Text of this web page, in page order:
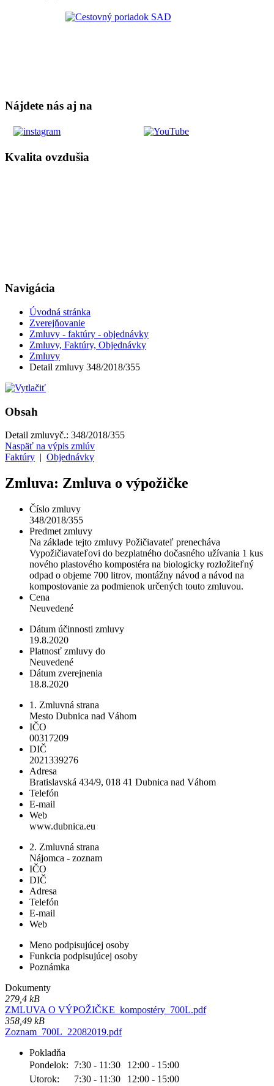
Nájdete nás aj na
Kvalita ovzdušia
Navigácia
Úvodná stránka
Zverejňovanie
Zmluvy - faktúry - objednávky
Zmluvy, Faktúry, Objednávky
Zmluvy
Detail zmluvy 348/2018/355
Obsah
Detail zmluvyč.: 348/2018/355
Naspäť na výpis zmlúv
Faktúry | Objednávky
Zmluva: Zmluva o výpožičke
Číslo zmluvy
348/2018/355
Predmet zmluvy
Na základe tejto zmluvy Požičiavateľ prenecháva
Vypožičiavateľovi do bezplatného dočasného užívania 1 kus
nového plastového kompostéra na biologicky rozložiteľný
odpad o objeme 700 litrov, montážny návod a návod na
kompostovanie za podmienok určených touto zmluvou.
Cena
Neuvedené
Dátum účinnosti zmluvy
19.8.2020
Platnosť zmluvy do
Neuvedené
Dátum zverejnenia
18.8.2020
1. Zmluvná strana
Mesto Dubnica nad Váhom
IČO
00317209
DIČ
2021339276
Adresa
Bratislavská 434/9, 018 41 Dubnica nad Váhom
Telefón
E-mail
Web
www.dubnica.eu
2. Zmluvná strana
Nájomca - zoznam
IČO
DIČ
Adresa
Telefón
E-mail
Web
Meno podpisujúcej osoby
Funkcia podpisujúcej osoby
Poznámka
Dokumenty
279,4 kB
ZMLUVA O VÝPOŽIČKE_kompostéry_700L.pdf
358,49 kB
Zoznam_700L_22082019.pdf
Pokladňa
Pondelok:
7:30 - 11:30
12:00 - 15:00
Utorok:
7:30 - 11:30 12:00 - 15:00